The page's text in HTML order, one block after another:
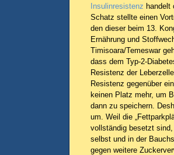
Insulinresistenz handelt
Schatz stellte einen
den dieser beim 13.
Ernährung und
Timisoara/Temeswar
dass dem Typ-2-
Resistenz der
Resistenz gegenüber
keinen Platz mehr, um
dann zu speichern.
um. Weil die
vollständig besetzt
selbst und in der
gegen weitere